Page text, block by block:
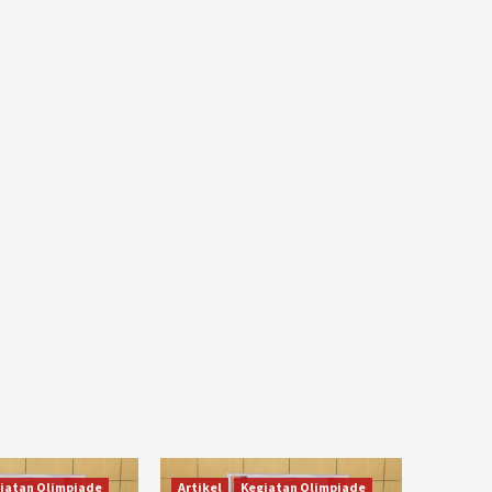
Olimpiade
Artikel
Kegiatan Olimpiade